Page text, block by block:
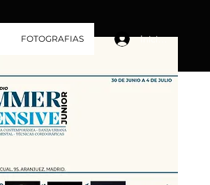
FOTOGRAFIAS Iniciar sesión